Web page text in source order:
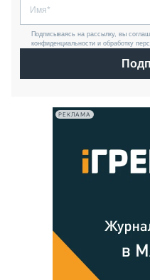
Подписываясь на рассылку, вы
конфиденциальности и обработку
РЕКЛАМА